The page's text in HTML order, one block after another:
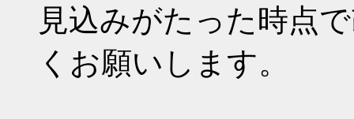
見込みがたった時点
くお願いします。